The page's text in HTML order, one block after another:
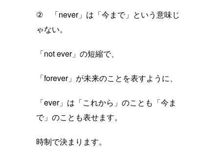
② 「never」は「今まで」という意味じ
ゃない。
「not ever」の短縮で、
「forever」が未来のことを表すように、
「ever」は「これから」のことも「今ま
で」のことも表せます。
時制で決まります。